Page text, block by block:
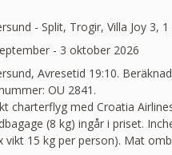
- Split, Trogir, Villa Joy 3, 1
- 3 oktober 2026
Avresetid 19:10.
OU 2841.
charterflyg med Croatia
(8 kg) ingår i priset.
vikt 15 kg per person). Mat